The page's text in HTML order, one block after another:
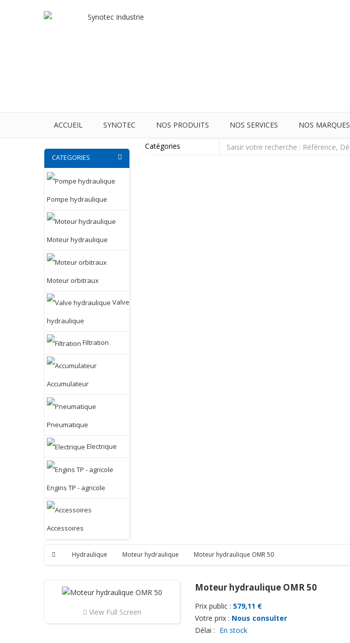
ACCUEIL SYNOTEC NOS PRODUITS NOS SERVICES NOS MARQUES
CATEGORIES
Pompe hydraulique
Moteur hydraulique
Moteur orbitraux
Valve
hydraulique
Filtration
Accumulateur
Pneumatique
Electrique
Engins TP - agricole
Accessoires
Hydraulique Moteur hydraulique Moteur hydraulique OMR 50
View Full Screen
Moteur hydraulique OMR 50
Prix public : 579,11 €
Votre prix : Nous consulter
Délai : En stock